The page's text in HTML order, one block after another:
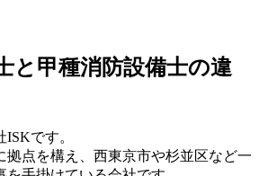
と甲種消防設備士の違
です。
拠点を構え、西東京市や杉並区など一